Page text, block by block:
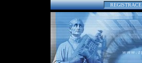
REGISTRACE